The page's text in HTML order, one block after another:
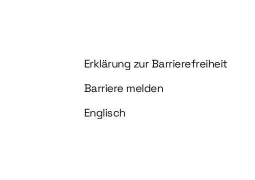
Information und Service
Erklärung zur Barrierefreiheit
Barriere melden
Englisch